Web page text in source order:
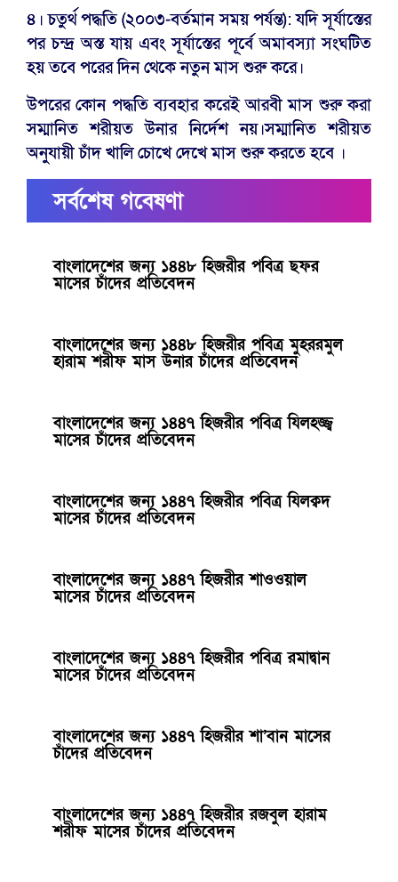
৪। চতুর্থ পদ্ধতি (২০০৩-বর্তমান সময় পর্যন্ত): যদি সূর্যাস্তের
পর চন্দ্র অস্ত যায় এবং সূর্যাস্তের পূর্বে অমাবস্যা সংঘটিত
হয় তবে পরের দিন থেকে নতুন মাস শুরু করে।
উপরের কোন পদ্ধতি ব্যবহার করেই আরবী মাস শুরু করা
সম্মানিত শরীয়ত উনার নির্দেশ নয়।সম্মানিত শরীয়ত
অনুযায়ী চাঁদ খালি চোখে দেখে মাস শুরু করতে হবে ।
সর্বশেষ গবেষণা
বাংলাদেশের জন্য ১৪৪৮ হিজরীর পবিত্র ছফর
মাসের চাঁদের প্রতিবেদন
বাংলাদেশের জন্য ১৪৪৮ হিজরীর পবিত্র মুহররমুল
হারাম শরীফ মাস উনার চাঁদের প্রতিবেদন
বাংলাদেশের জন্য ১৪৪৭ হিজরীর পবিত্র যিলহজ্জ্ব
মাসের চাঁদের প্রতিবেদন
বাংলাদেশের জন্য ১৪৪৭ হিজরীর পবিত্র যিলক্বদ
মাসের চাঁদের প্রতিবেদন
বাংলাদেশের জন্য ১৪৪৭ হিজরীর শাওওয়াল
মাসের চাঁদের প্রতিবেদন
বাংলাদেশের জন্য ১৪৪৭ হিজরীর পবিত্র রমাদ্বান
মাসের চাঁদের প্রতিবেদন
বাংলাদেশের জন্য ১৪৪৭ হিজরীর শা’বান মাসের
চাঁদের প্রতিবেদন
বাংলাদেশের জন্য ১৪৪৭ হিজরীর রজবুল হারাম
শরীফ মাসের চাঁদের প্রতিবেদন